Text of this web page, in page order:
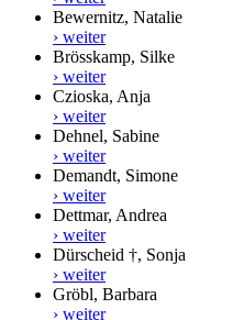
Bewernitz, Natalie
› weiter
Brösskamp, Silke
› weiter
Czioska, Anja
› weiter
Dehnel, Sabine
› weiter
Demandt, Simone
› weiter
Dettmar, Andrea
› weiter
Dürscheid †, Sonja
› weiter
Gröbl, Barbara
› weiter